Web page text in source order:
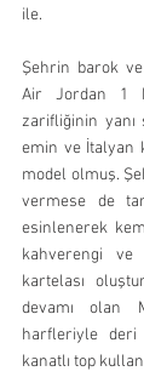
ile.
Şehrin barok
Air Jordan 1
zarifliğinin yanı
emin ve İtalyan
model olmuş.
vermese de
esinlenerek
kahverengi
kartelası
devamı olan
harfleriyle deri
kanatlı top